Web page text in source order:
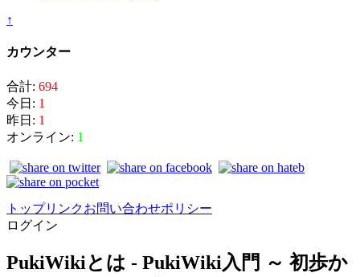
↑
カウンター
合計: 694
今日: 1
昨日: 1
オンライン: 1
トップリンクお問い合わせポリシー
ログイン
PukiWikiとは - PukiWiki入門 ～ 初歩か